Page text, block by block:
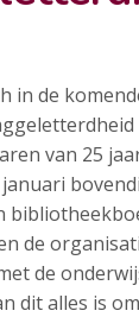
in de
van 25
de
de
dit alles is